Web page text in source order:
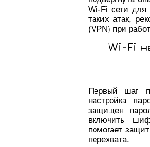
Wi-Fi сети для
таких атак,
(VPN) при
Wi-Fi
Первый шаг
настройка
защищен
включить
помогает
перехвата.